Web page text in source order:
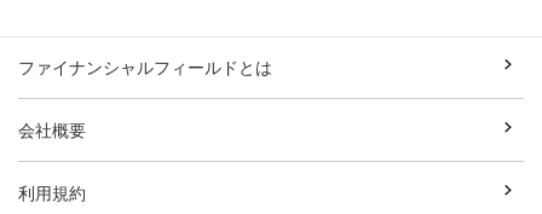
ファイナンシャルフィールドとは
会社概要
利用規約